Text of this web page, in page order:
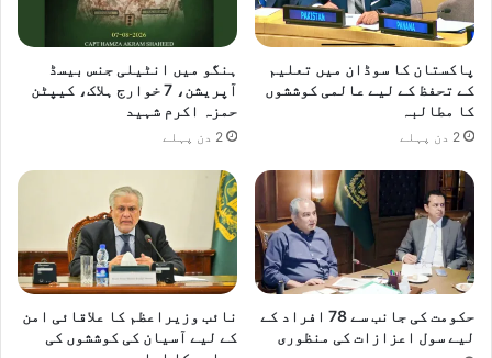
پاکستان کا سوڈان میں تعلیم
کے تحفظ کے لیے عالمی کوششوں
کا مطالبہ
2 دن پہلے
ہنگو میں انٹیلی جنس بیسڈ
آپریشن، 7 خوارج ہلاک، کیپٹن
حمزہ اکرم شہید
2 دن پہلے
حکومت کی جانب سے 78 افراد کے
لیے سول اعزازات کی منظوری
نائب وزیراعظم کا علاقائی امن
کے لیے آسیان کی کوششوں کی